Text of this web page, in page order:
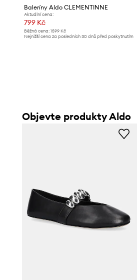
Baleríny Aldo CLEMENTINNE
Aktuální cena:
799 Kč
Běžná cena: 1599 Kč
Nejnižší cena za posledních 30 dnů před poskytnutím
Objevte produkty Aldo